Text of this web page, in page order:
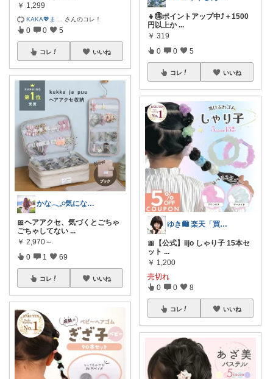
￥ 1,299
KAKA💖ま さんのコレ！
0 0 5
コレ いいね
かな𓂃𓈒𓏸気になるものをゆるっと
🎀ヘアアクセ、気づくとごちゃ
ごちゃしてない ...
￥ 2,970～
0 1 69
コレ いいね
👧🉐ポイントアップ中⤴️＋1500
円以上か ...
￥ 319
0 0 5
コレ いいね
ゆき🛍️ 楽天「買ってよかった」を厳選
🎀【公式】iijo しゃり子 15本セ
ット ...
￥ 1,200
売切れ
0 0 8
コレ いいね